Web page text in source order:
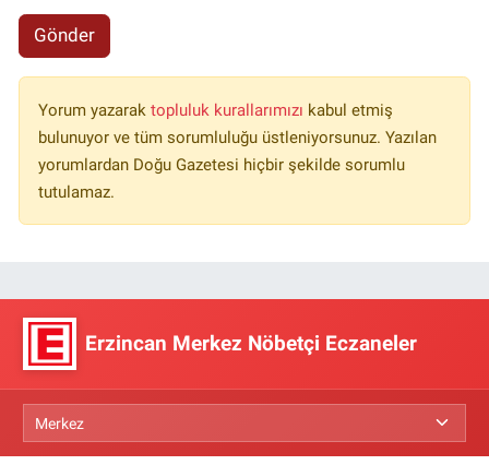
Gönder
Yorum yazarak topluluk kurallarımızı kabul etmiş
bulunuyor ve tüm sorumluluğu üstleniyorsunuz. Yazılan
yorumlardan Doğu Gazetesi hiçbir şekilde sorumlu
tutulamaz.
Erzincan Merkez Nöbetçi Eczaneler